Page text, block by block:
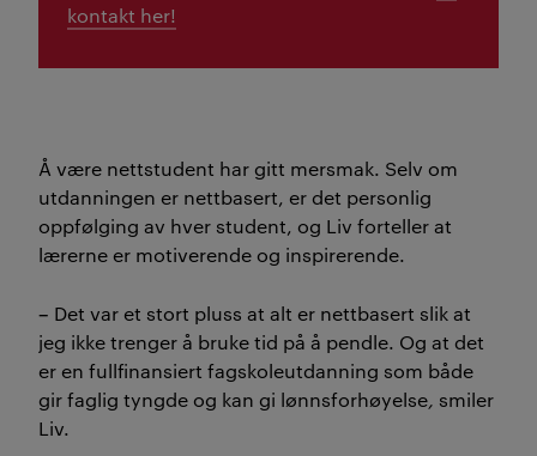
kontakt her!
Å være nettstudent har gitt mersmak. Selv om
utdanningen er nettbasert, er det personlig
oppfølging av hver student, og Liv forteller at
lærerne er motiverende og inspirerende.
– Det var et stort pluss at alt er nettbasert slik at
jeg ikke trenger å bruke tid på å pendle. Og at det
er en fullfinansiert fagskoleutdanning som både
gir faglig tyngde og kan gi lønnsforhøyelse, smiler
Liv.